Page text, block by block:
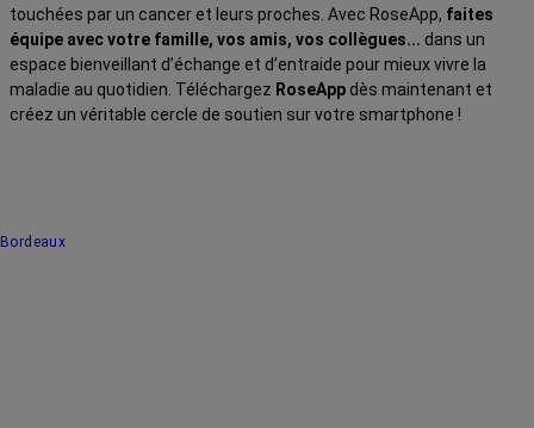
touchées par un cancer et leurs proches. Avec RoseApp, faites
équipe avec votre famille, vos amis, vos collègues... dans un
espace bienveillant d’échange et d’entraide pour mieux vivre la
maladie au quotidien. Téléchargez RoseApp dès maintenant et
créez un véritable cercle de soutien sur votre smartphone !
Bordeaux